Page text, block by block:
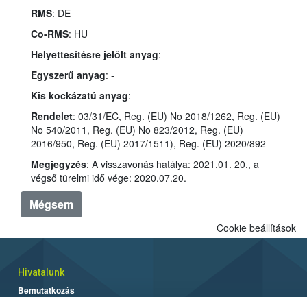
RMS: DE
Co-RMS: HU
Helyettesítésre jelölt anyag: -
Egyszerű anyag: -
Kis kockázatú anyag: -
Rendelet: 03/31/EC, Reg. (EU) No 2018/1262, Reg. (EU)
No 540/2011, Reg. (EU) No 823/2012, Reg. (EU)
2016/950, Reg. (EU) 2017/1511), Reg. (EU) 2020/892
Megjegyzés: A visszavonás hatálya: 2021.01. 20., a
végső türelmi idő vége: 2020.07.20.
Mégsem
Cookie beállítások
Hivatalunk
Bemutatkozás